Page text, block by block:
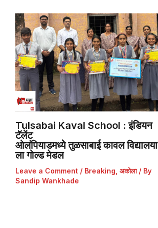
Tulsabai Kaval School : इंडियन
टॅलेंट
ओलंपियाडमध्ये तुळसाबाई कावल विद्यालया
ला गोल्ड मेडल
Leave a Comment / Breaking अकोला/ By
Sandip Wankhade